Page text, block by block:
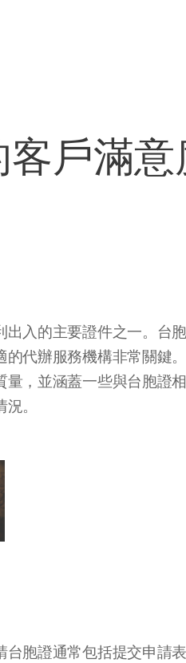
戶滿意
入的主要證件之一。台
代辦服務機構非常關鍵
，並涵蓋一些與台胞證
。
胞證通常包括提交申請